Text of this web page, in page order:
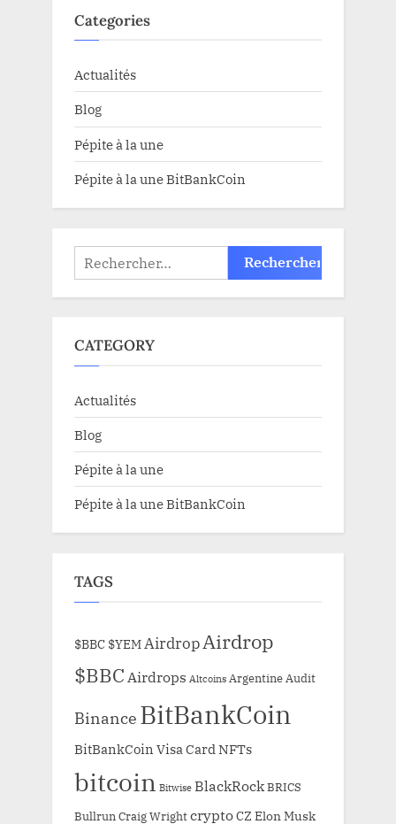
Categories
Actualités
Blog
Pépite à la une
Pépite à la une BitBankCoin
Rechercher :
CATEGORY
Actualités
Blog
Pépite à la une
Pépite à la une BitBankCoin
TAGS
$BBC $YEMAirdropAirdrop
$BBCAirdrops Altcoins Argentine Audit
Binance BitBankCoin
BitBankCoin Visa Card NFTs
bitcoin Bitwise BlackRockBRICS
Bullrun Craig WrightcryptoCZ Elon Musk